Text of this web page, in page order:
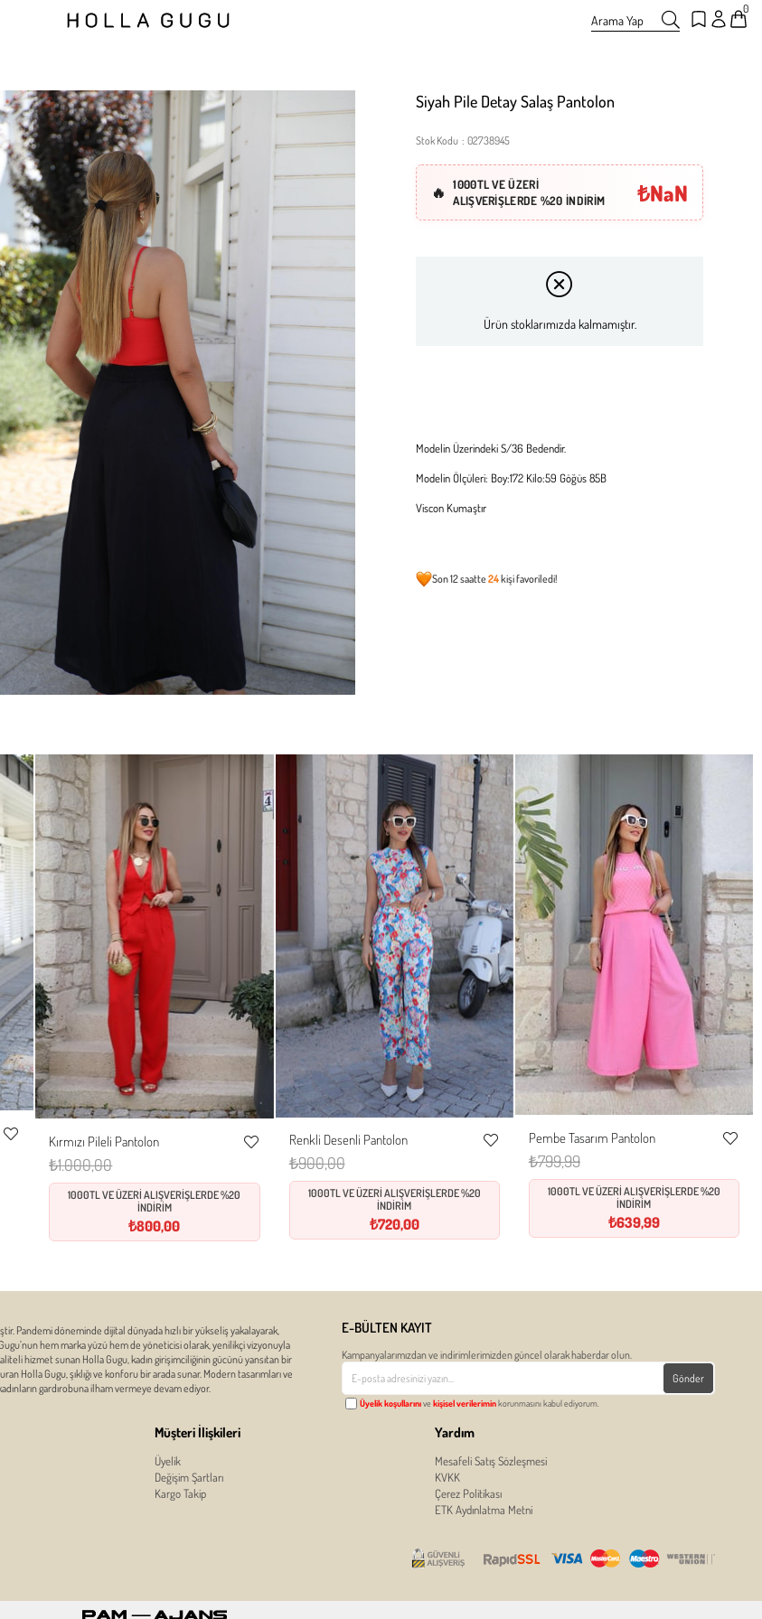
Arama Yap
0
Siyah Pile Detay Salaş Pantolon
Stok Kodu 02738945
1000TL VE ÜZERİ
ALIŞVERİŞLERDE %20 İNDİRİM
₺NaN
Ürün stoklarımızda kalmamıştır.
Modelin Üzerindeki S/36 Bedendir.
Modelin Ölçüleri: Boy:172 Kilo:59 Göğüs 85B
Viscon Kumaştır
Son 12 saatte24kişi favoriledi!
Favorilere
XS S
Kırmızı Pileli Pantolon
Favorilere
₺1.000,00
1000TL VE ÜZERİ ALIŞVERİŞLERDE %20
İNDİRİM
₺800,00
S M
Renkli Desenli Pantolon
Favorilere
₺900,00
1000TL VE ÜZERİ ALIŞVERİŞLERDE %20
İNDİRİM
₺720,00
S M
Pembe Tasarım Pantolon
₺799,99
1000TL VE ÜZERİ ALIŞVERİŞLERDE %20
İNDİRİM
₺639,99
Pandemi döneminde dijital dünyada hızlı bir yükseliş yakalayarak,
hem marka yüzü hem de yöneticisi olarak, yenilikçi vizyonuyla
hizmet sunan Holla Gugu, kadın girişimciliğinin gücünü yansıtan bir
Holla Gugu, şıklığı ve konforu bir arada sunar. Modern tasarımları ve
gardırobuna ilham vermeye devam ediyor.
E-BÜLTEN KAYIT
Kampanyalarımızdan ve indirimlerimizden güncel olarak haberdar olun.
Gönder
Üyelik koşullarınıve kişisel verileriminkorunmasını kabul ediyorum.
Müşteri İlişkileri
Üyelik
Değişim Şartları
Kargo Takip
Yardım
Mesafeli Satış Sözleşmesi
KVKK
Çerez Politikası
ETK Aydınlatma Metni